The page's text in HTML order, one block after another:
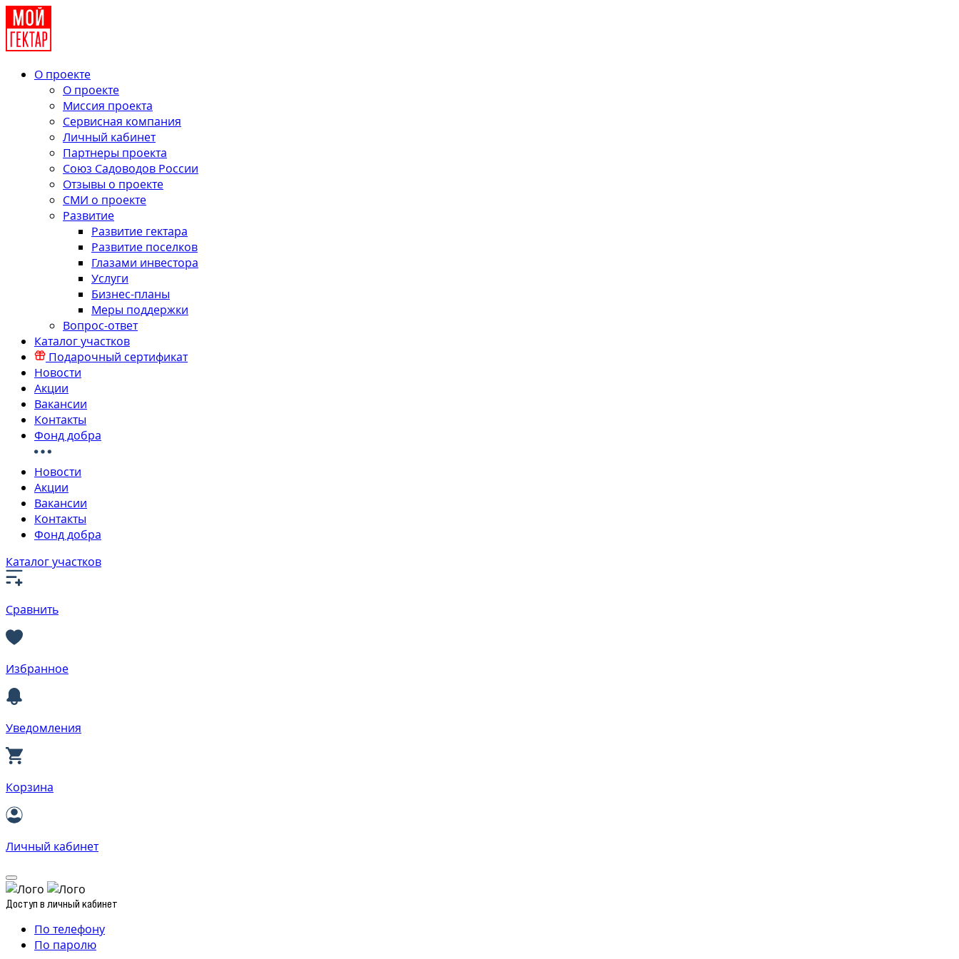
О проекте
О проекте
Миссия проекта
Сервисная компания
Личный кабинет
Партнеры проекта
Союз Садоводов России
Отзывы о проекте
СМИ о проекте
Развитие
Развитие гектара
Развитие поселков
Глазами инвестора
Услуги
Бизнес-планы
Меры поддержки
Вопрос-ответ
Каталог участков
Подарочный сертификат
Новости
Акции
Вакансии
Контакты
Фонд добра
Новости
Акции
Вакансии
Контакты
Фонд добра
Каталог участков
Сравнить
Избранное
Уведомления
Корзина
Личный кабинет
Доступ в личный кабинет
По телефону
По паролю